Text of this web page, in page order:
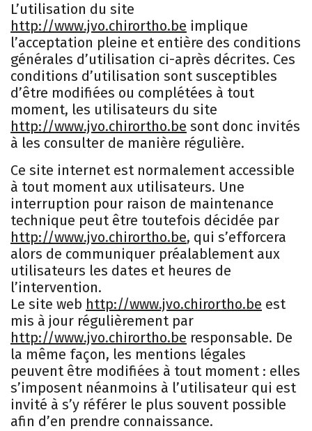
L’utilisation du site
http://www.jvo.chirortho.be implique
l’acceptation pleine et entière des conditions
générales d’utilisation ci-après décrites. Ces
conditions d’utilisation sont susceptibles
d’être modifiées ou complétées à tout
moment, les utilisateurs du site
http://www.jvo.chirortho.be sont donc invités
à les consulter de manière régulière.
Ce site internet est normalement accessible
à tout moment aux utilisateurs. Une
interruption pour raison de maintenance
technique peut être toutefois décidée par
http://www.jvo.chirortho.be, qui s’efforcera
alors de communiquer préalablement aux
utilisateurs les dates et heures de
l’intervention.
Le site web http://www.jvo.chirortho.be est
mis à jour régulièrement par
http://www.jvo.chirortho.be responsable. De
la même façon, les mentions légales
peuvent être modifiées à tout moment : elles
s’imposent néanmoins à l’utilisateur qui est
invité à s’y référer le plus souvent possible
afin d’en prendre connaissance.